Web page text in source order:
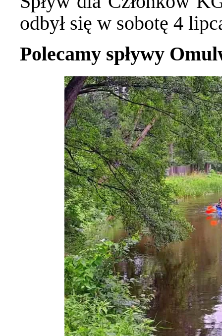
odbył się w sobotę 4
Polecamy spływy